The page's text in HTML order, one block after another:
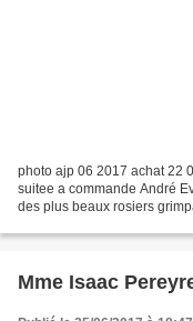
photo ajp 06 2017 achat 22
suitee a commande André
des plus beaux rosiers
Mme Isaac